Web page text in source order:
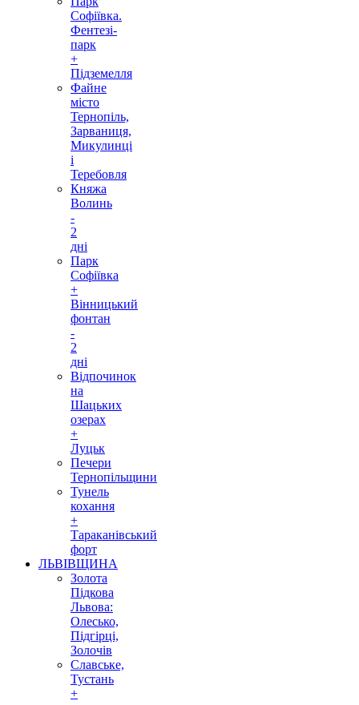
Софіївка.
Фентезі-
парк
+
Підземелля
Файне
місто
Тернопіль,
Зарваниця,
Микулинці
і
Теребовля
Княжа
Волинь
-
2
дні
Парк
Софіївка
+
Вінницький
фонтан
-
2
дні
Відпочинок
на
Шацьких
озерах
+
Луцьк
Печери
Тернопільщини
Тунель
кохання
+
Тараканівський
форт
ЛЬВІВЩИНА
Золота
Підкова
Львова:
Олесько,
Підгірці,
Золочів
Славське,
Тустань
+